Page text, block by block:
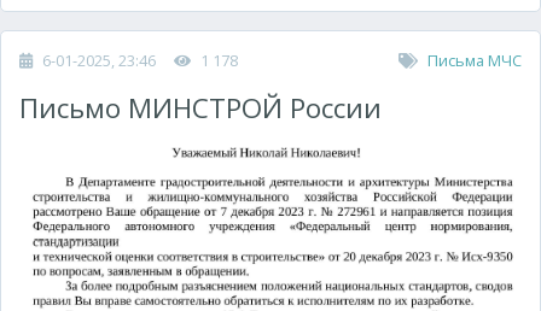
6-01-2025, 23:46 1 178 Письма МЧС
Письмо МИНСТРОЙ России